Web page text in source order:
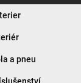
a pneu